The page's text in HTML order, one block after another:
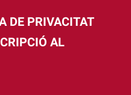
DE PRIVACITAT
AL